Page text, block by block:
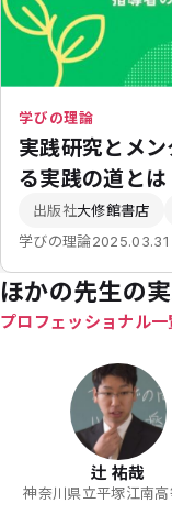
学びの理論
実践研究とメ
る実践の道とは
出版社大修館書店
学びの理論2025.03.31
ほかの先生の
プロフェッショナル
辻 祐哉
神奈川県立平塚江南